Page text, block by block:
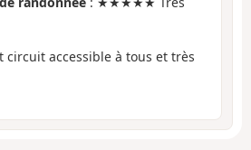
circuit accessible à tous et très